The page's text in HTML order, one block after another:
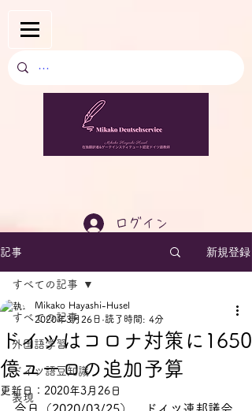
ログイン
記事 新規登録
すべての記事
外国語学習
ドイツ語豆知識
表現
すべての記事
ドイツはコロナ対策に1650
億ユーロの追加予算
Mikako Hayashi-Husel
2020年3月26日 読了時間: 4分
更新日： 2020年3月26日